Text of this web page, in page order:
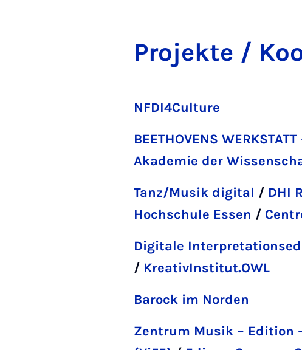
Pro­jek­te /
NFDI4Culture
BEETHOVENS
Akademie der
Tanz/Musik digital / DHI
Hochschule Essen /
Digitale
/ KreativInstitut.OWL
Barock im Norden
Zentrum Musik – Edition